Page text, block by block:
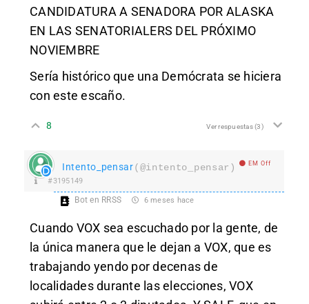
CANDIDATURA A SENADORA POR ALASKA
EN LAS SENATORIALERS DEL PRÓXIMO
NOVIEMBRE
Sería histórico que una Demócrata se hiciera
con este escaño.
8 Ver respuestas(3)
Intento_pensar(@intento_pensar) EM Off
#3195149
Bot en RRSS 6 meses hace
Cuando VOX sea escuchado por la gente, de
la única manera que le dejan a VOX, que es
trabajando yendo por decenas de
localidades durante las elecciones, VOX